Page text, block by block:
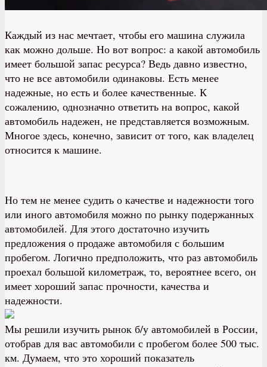
Каждый из нас мечтает, чтобы его машина служила
как можно дольше. Но вот вопрос: а какой автомобиль
имеет большой запас ресурса? Ведь давно известно,
что не все автомобили одинаковы. Есть менее
надежные, но есть и более качественные. К
сожалению, однозначно ответить на вопрос, какой
автомобиль надежен, не представляется возможным.
Многое здесь, конечно, зависит от того, как владелец
относится к машине.
Но тем не менее судить о качестве и надежности того
или иного автомобиля можно по рынку подержанных
автомобилей. Для этого достаточно изучить
предложения о продаже автомобиля с большим
пробегом. Логично предположить, что раз автомобиль
проехал большой километраж, то, вероятнее всего, он
имеет хороший запас прочности, качества и
надежности.
Мы решили изучить рынок б/у автомобилей в России,
отобрав для вас автомобили с пробегом более 500 тыс.
км. Думаем, что это хороший показатель